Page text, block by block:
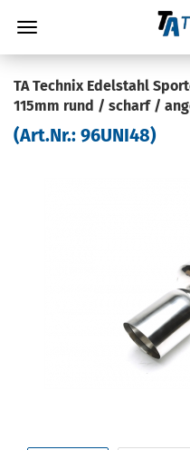
TA Tech­nix Edel­stahl
115mm rund / scharf /
(Art.Nr.: 96UNI48)